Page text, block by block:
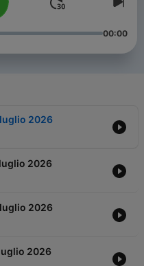
00:00
2026
2026
2026
2026